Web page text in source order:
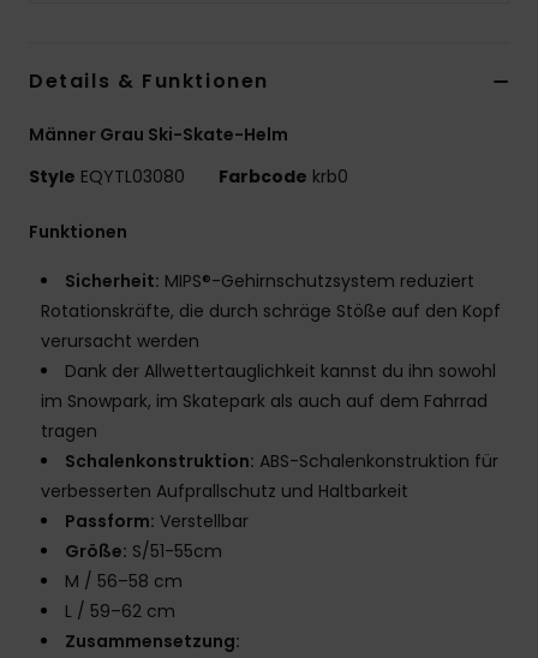
Details & Funktionen
Männer Grau Ski-Skate-Helm
Style EQYTL03080 Farbcode krb0
Funktionen
Sicherheit: MIPS®-Gehirnschutzsystem reduziert
Rotationskräfte, die durch schräge Stöße auf den Kopf
verursacht werden
Dank der Allwettertauglichkeit kannst du ihn sowohl
im Snowpark, im Skatepark als auch auf dem Fahrrad
tragen
Schalenkonstruktion: ABS-Schalenkonstruktion für
verbesserten Aufprallschutz und Haltbarkeit
Passform: Verstellbar
Größe: S/51-55cm
M / 56–58 cm
L / 59–62 cm
Zusammensetzung: